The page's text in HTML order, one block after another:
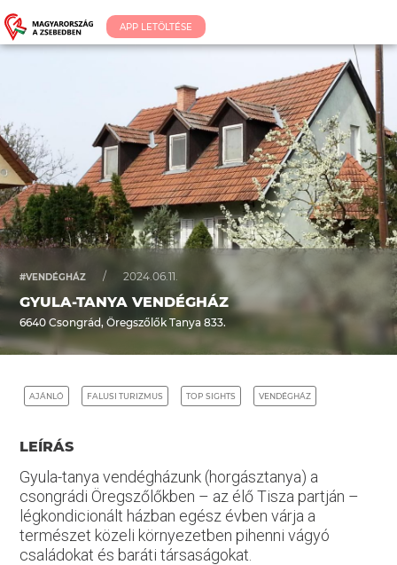
APP LETÖLTÉSE
#VENDÉGHÁZ / 2024.06.11.
GYULA-TANYA VENDÉGHÁZ
6640 Csongrád, Öregszőlők Tanya 833.
AJÁNLÓ FALUSI TURIZMUS TOP SIGHTS VENDÉGHÁZ
LEÍRÁS
Gyula-tanya vendégházunk (horgásztanya) a
csongrádi Öregszőlőkben – az élő Tisza partján –
légkondicionált házban egész évben várja a
természet közeli környezetben pihenni vágyó
családokat és baráti társaságokat.